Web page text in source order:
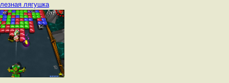
лягушка